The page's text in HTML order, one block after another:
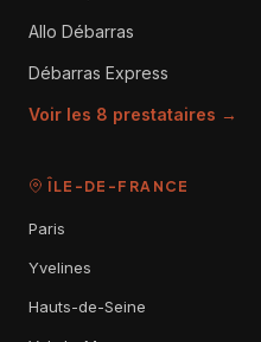
Allo Débarras
Débarras Express
Voir les 8 prestataires →
ÎLE-DE-FRANCE
Paris
Yvelines
Hauts-de-Seine